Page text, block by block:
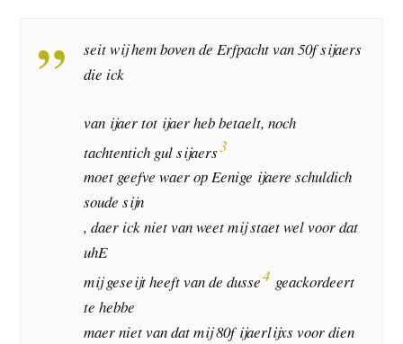
seit wij hem boven de Erfpacht van 50f sijaers
die ick
van ijaer tot ijaer heb betaelt, noch
tachtentich gul sijaers3
moet geefve waer op Eenige ijaere schuldich
soude sijn
, daer ick niet van weet mij staet wel voor dat
uhE
mij geseijt heeft van de dusse4 geackordeert
te hebbe
maer niet van dat mij 80f ijaerlijxs voor dien